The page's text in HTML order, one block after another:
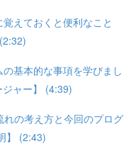
覚えておくと便利なこと
の基本的な事項を学びまし
ャー】 (4:39)
れの考え方と今回のプログ
】 (2:43)